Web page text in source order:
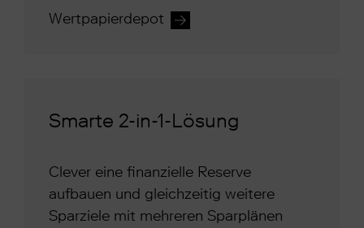
Wertpapierdepot
Smarte 2-in-1-Lösung
Clever eine finanzielle Reserve
aufbauen und gleichzeitig weitere
Sparziele mit mehreren Sparplänen